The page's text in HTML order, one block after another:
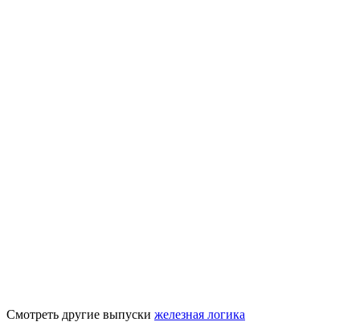
Смотреть другие выпуски железная логика